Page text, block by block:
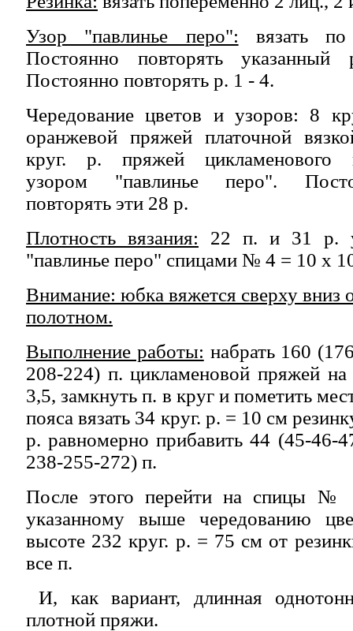
Узор "павлинье перо": вязать
Постоянно повторять
Постоянно повторять р. 1 - 4.
Чередование цветов и узоров: 8
оранжевой пряжей платочной
круг. р. пряжей цикламенового
узором "павлинье перо".
повторять эти 28 р.
Плотность вязания: 22 п. и 31 р.
"павлинье перо" спицами № 4 = 10 х
Внимание: юбка вяжется сверху вниз
полотном.
Выполнение работы: набрать 160
208-224) п. цикламеновой пряжей
3,5, замкнуть п. в круг и пометить
пояса вязать 34 круг. р. = 10 см
р. равномерно прибавить 44 (45-46-
238-255-272) п.
После этого перейти на спицы №
указанному выше чередованию
высоте 232 круг. р. = 75 см от
все п.
И, как вариант, длинная
плотной пряжи.